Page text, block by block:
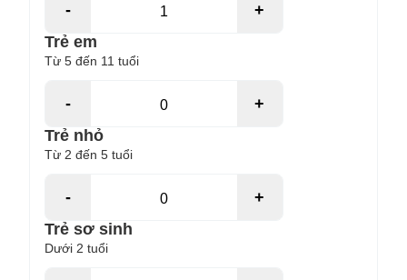
-
+
Trẻ em
Từ 5 đến 11 tuổi
-
+
Trẻ nhỏ
Từ 2 đến 5 tuổi
-
+
Trẻ sơ sinh
Dưới 2 tuổi